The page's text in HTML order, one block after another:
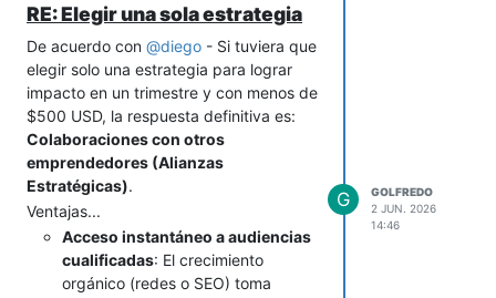
en horario clave (mañanas y
tardes).
Tienda online: Plataforma sencilla
con fotos profesionales,
descripciones detalladas (origen,
beneficios) y opciones de
suscripción (ej. "Caja semanal de
frutas").
Redes sociales: Instagram y
Facebook para mostrar el proceso
(p. ej. "Así seleccionamos tus
frutas") y contenido educativo
RE: Elegir una sola estrategia
De acuerdo con @diego - Si tuviera que
elegir solo una estrategia para lograr
impacto en un trimestre y con menos de
$500 USD, la respuesta definitiva es:
Colaboraciones con otros
emprendedores (Alianzas
Estratégicas).
Ventajas...
Acceso instantáneo a audiencias
cualificadas: El crecimiento
orgánico (redes o SEO) toma
G
GOLFREDO
2 JUN. 2026
14:46